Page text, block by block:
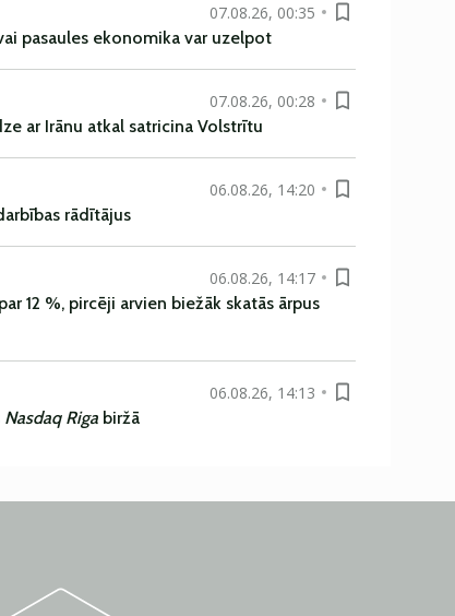
07.08.26, 00:35
pasaules ekonomika var uzelpot
07.08.26, 00:28
ar Irānu atkal satricina Volstrītu
06.08.26, 14:20
rādītājus
06.08.26, 14:17
12 %, pircēji arvien biežāk skatās ārpus
06.08.26, 14:13
Nasdaq Riga biržā